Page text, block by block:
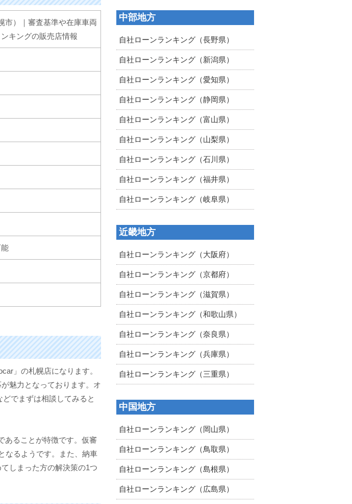
市）｜審査基準や在庫車両
キングの販売店情報
」の札幌店になります。
魅力となっております。オ
でまずは相談してみると
あることが特徴です。仮審
なるようです。また、納車
しまった方の解決策の1つ
中部地方
自社ローンランキング（長野県）
自社ローンランキング（新潟県）
自社ローンランキング（愛知県）
自社ローンランキング（静岡県）
自社ローンランキング（富山県）
自社ローンランキング（山梨県）
自社ローンランキング（石川県）
自社ローンランキング（福井県）
自社ローンランキング（岐阜県）
近畿地方
自社ローンランキング（大阪府）
自社ローンランキング（京都府）
自社ローンランキング（滋賀県）
自社ローンランキング（和歌山県）
自社ローンランキング（奈良県）
自社ローンランキング（兵庫県）
自社ローンランキング（三重県）
中国地方
自社ローンランキング（岡山県）
自社ローンランキング（鳥取県）
自社ローンランキング（島根県）
自社ローンランキング（広島県）